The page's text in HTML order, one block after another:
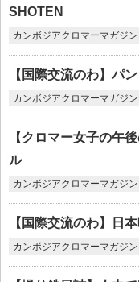
SHOTEN
カンボジアクロマーマガジ
【国際交流のわ】パ
カンボジアクロマーマガジ
【クロマー女子の午
ル
カンボジアクロマーマガジ
【国際交流のわ】日
カンボジアクロマーマガジ